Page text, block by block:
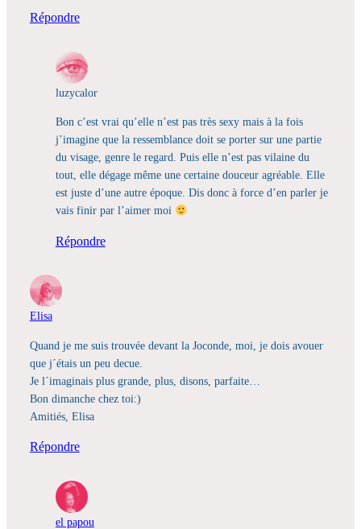
Répondre
luzycalor
Bon c’est vrai qu’elle n’est pas très sexy mais à la fois
j’imagine que la ressemblance doit se porter sur une partie
du visage, genre le regard. Puis elle n’est pas vilaine du
tout, elle dégage même une certaine douceur agréable. Elle
est juste d’une autre époque. Dis donc à force d’en parler je
vais finir par l’aimer moi
Répondre
Elisa
Quand je me suis trouvée devant la Joconde, moi, je dois avouer
que j´étais un peu decue.
Je l´imaginais plus grande, plus, disons, parfaite…
Bon dimanche chez toi:)
Amitiés, Elisa
Répondre
el papou